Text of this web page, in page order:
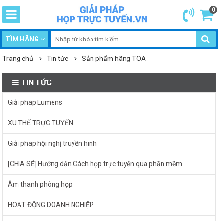
0
TÌM HÃNG
Trang chủ Tin tức Sản phẩm hãng TOA
TIN TỨC
Giải pháp Lumens
XU THẾ TRỰC TUYẾN
Giải pháp hội nghị truyền hình
[CHIA SẺ] Hướng dẫn Cách họp trực tuyến qua phần mềm
Âm thanh phòng họp
HOẠT ĐỘNG DOANH NGHIỆP